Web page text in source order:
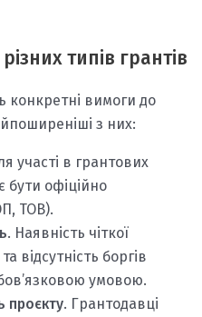
типів грантів
конкретні вимоги до
з них:
участі в грантових
бути офіційно
ТОВ).
. Наявність чіткої
відсутність боргів
умовою.
проєкту. Грантодавці